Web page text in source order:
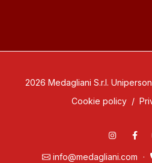
2026 Medagliani S.r.l.
Cookie policy /
info@medagliani.com ·